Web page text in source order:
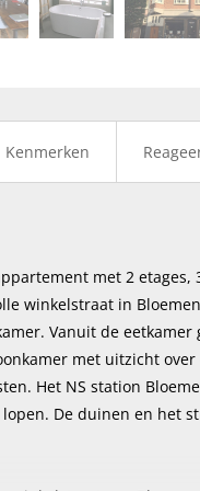
Kenmerken
met 2 etages,
winkelstraat in
Vanuit de
met uitzicht
Het NS station
De duinen en het